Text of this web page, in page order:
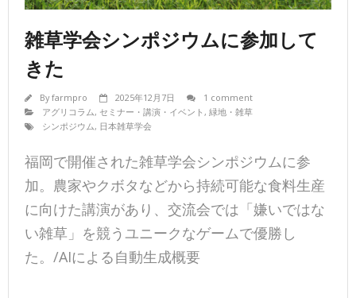
雑草学会シンポジウムに参加して
きた
Byfarmpro 2025年12月7日
1 comment
アグリコラム, セミナー・講演・イベント , 緑地・雑草
シンポジウム, 日本雑草学会
福岡で開催された雑草学会シンポジウムに参
加。農家やクボタなどから持続可能な食料生産
に向けた講演があり、交流会では「嫌いではな
い雑草」を競うユニークなゲームで優勝し
た。/AIによる自動生成概要